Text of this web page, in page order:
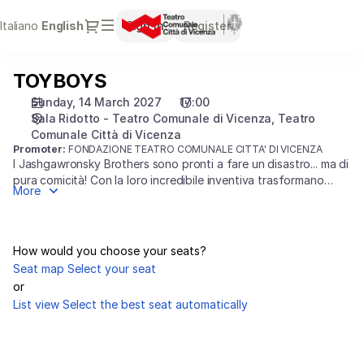
Italiano Current
English Dialog
Sign in Register
selection
Città
Vicenza
14.03.2027
17:00
Teatro
Comunale
Città
TOYBOYS
TOYBOYS
Sunday, 14 March 2027
17:00
Sala Ridotto - Teatro Comunale di Vicenza Teatro
Comunale Città di Vicenza
Promoter: FONDAZIONE TEATRO COMUNALE CITTA' DI VICENZA
I Jashgawronsky Brothers sono pronti a fare un disastro... ma di
pura comicità! Con la loro incredibile inventiva trasformano
vecchi giocattoli e pupazzi in assurdi strumenti musicali per un
More
How would you choose your seats?
Seat map Select your seat
or
List view Select the best seat automatically